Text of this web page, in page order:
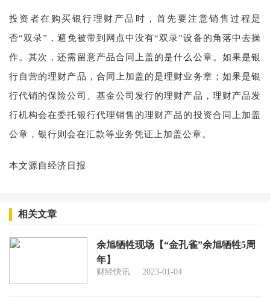
投资者在购买银行理财产品时，首先要注意销售过程是
否“双录”，避免被带到网点中没有“双录”设备的角落中去操
作。其次，还需留意产品合同上盖的是什么公章。如果是银
行自营的理财产品，合同上加盖的是理财业务章；如果是银
行代销的保险公司、基金公司发行的理财产品，理财产品发
行机构会在委托银行代理销售的理财产品的投资合同上加盖
公章，银行则会在汇款等业务凭证上加盖公章。
本文源自经济日报
相关文章
余旭牺牲现场【“金孔雀”余旭牺牲5周
年】
财经快讯 2023-01-04